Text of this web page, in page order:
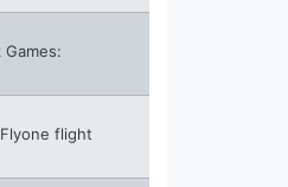
flight